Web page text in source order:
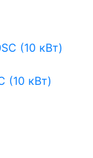
(10 кВт)